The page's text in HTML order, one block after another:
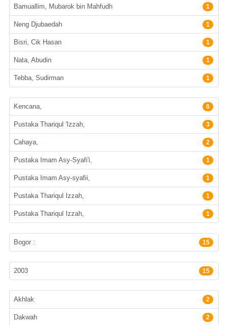
Bamuallim, Mubarok bin Mahfudh 1
Neng Djubaedah 1
Bisri, Cik Hasan 1
Nata, Abudin 1
Tebba, Sudirman 1
Penerbit
Kencana, 6
Pustaka Thariqul 'Izzah, 3
Cahaya, 2
Pustaka Imam Asy-Syafi'i, 1
Pustaka Imam Asy-syafii, 1
Pustaka Thariqul Izzah, 1
Pustaka Thariqul Izzah, 1
Lokasi Terbit
Bogor : 15
Tahun terbit
2003 15
Subyek
Akhlak 2
Dakwah 2